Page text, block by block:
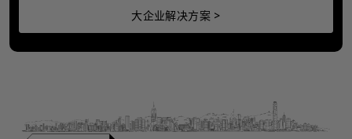
大企业解决方案 >